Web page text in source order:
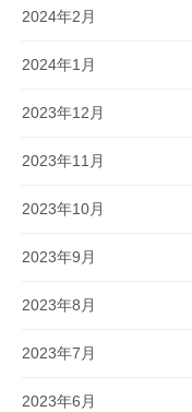
2024年2月
2024年1月
2023年12月
2023年11月
2023年10月
2023年9月
2023年8月
2023年7月
2023年6月